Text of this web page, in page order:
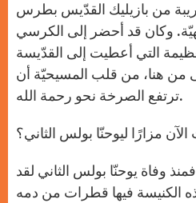
من بازيليك القدّيس بطرس
وكان قد أحضر إلى الكرسي
التي أعطيت إلى القدّيسة
من هنا، من قلب المسيحيّة أن
ترتفع الصرخة نحو رحمة الله.
مزارًا ليوحنّا بولس الثاني؟
وفاة يوحنّا بولس الثاني لقد
الكنيسة فيها قطرات من دمه